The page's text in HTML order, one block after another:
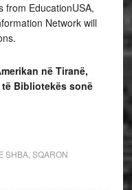
from EducationUSA,
Network will
në Tiranë,
Bibliotekës sonë
SHBA, SQARON